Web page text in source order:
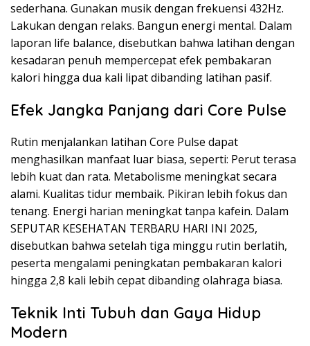
sederhana. Gunakan musik dengan frekuensi 432Hz.
Lakukan dengan relaks. Bangun energi mental. Dalam
laporan life balance, disebutkan bahwa latihan dengan
kesadaran penuh mempercepat efek pembakaran
kalori hingga dua kali lipat dibanding latihan pasif.
Efek Jangka Panjang dari Core Pulse
Rutin menjalankan latihan Core Pulse dapat
menghasilkan manfaat luar biasa, seperti: Perut terasa
lebih kuat dan rata. Metabolisme meningkat secara
alami. Kualitas tidur membaik. Pikiran lebih fokus dan
tenang. Energi harian meningkat tanpa kafein. Dalam
SEPUTAR KESEHATAN TERBARU HARI INI 2025,
disebutkan bahwa setelah tiga minggu rutin berlatih,
peserta mengalami peningkatan pembakaran kalori
hingga 2,8 kali lebih cepat dibanding olahraga biasa.
Teknik Inti Tubuh dan Gaya Hidup
Modern